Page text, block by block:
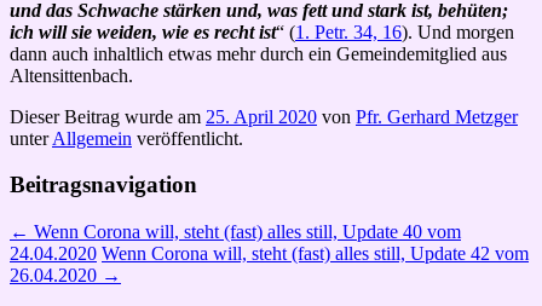
und das Schwache stärken und, was fett und stark ist, behüten;
ich will sie weiden, wie es recht ist“ (1. Petr. 34, 16). Und morgen
dann auch inhaltlich etwas mehr durch ein Gemeindemitglied aus
Altensittenbach.
Dieser Beitrag wurde am 25. April 2020 von Pfr. Gerhard Metzger
unterAllgemein veröffentlicht.
Beitragsnavigation
← Wenn Corona will, steht (fast) alles still, Update 40 vom
24.04.2020 Wenn Corona will, steht (fast) alles still, Update 42 vom
26.04.2020 →